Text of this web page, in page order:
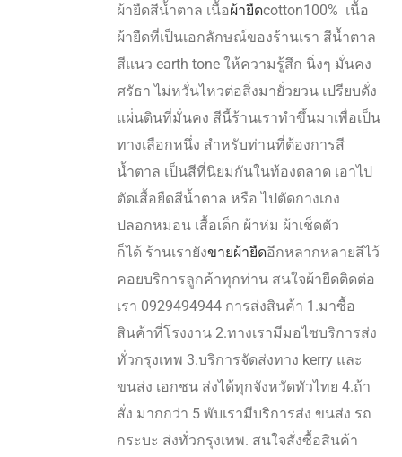
ผ้ายืดสีน้ำตาล เนื้อผ้ายืดcotton100% เนื้อ
ผ้ายืดที่เป็นเอกลักษณ์ของร้านเรา สีน้ำตาล
สีแนว earth tone ให้ความรู้สึก นิ่งๆ มั่นคง
ศรัธา ไม่หวั่นไหวต่อสิ่งมายั่วยวน เปรียบดั่ง
แผ่่นดินที่มั่นคง สีนี้ร้านเราทำขึ้นมาเพื่อเป็น
ทางเลือกหนึ่ง สำหรับท่านที่ต้องการสี
น้ำตาล เป็นสีที่นิยมกันในท้องตลาด เอาไป
ตัดเสื้อยืดสีน้ำตาล หรือ ไปตัดกางเกง
ปลอกหมอน เสื้อเด็ก ผ้าห่ม ผ้าเช็ดตัว
ก็ได้ ร้านเรายังขายผ้ายืดอีกหลากหลายสีไว้
คอยบริการลูกค้าทุกท่าน สนใจผ้ายืดติดต่อ
เรา 0929494944 การส่งสินค้า 1.มาซื้อ
สินค้าที่โรงงาน 2.ทางเรามีมอไซบริการส่ง
ทั่วกรุงเทพ 3.บริการจัดส่งทาง kerry และ
ขนส่ง เอกชน ส่งได้ทุกจังหวัดทัวไทย 4.ถ้า
สั่ง มากกว่า 5 พับเรามีบริการส่ง ขนส่ง รถ
กระบะ ส่งทั่วกรุงเทพ. สนใจสั่งซื้อสินค้า